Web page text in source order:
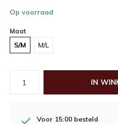
Op voorraad
Maat
S/M M/L
IN
Voor 15:00 besteld